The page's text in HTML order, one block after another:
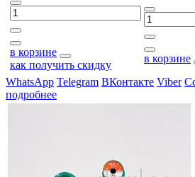
в корзине
как получить скидку
в корзине
WhatsApp Telegram ВКонтакте Viber
подробнее